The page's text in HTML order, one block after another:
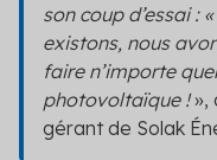
son coup d’essai :
existons, nous
faire n’importe
photovoltaïque !»,
gérant de Solak